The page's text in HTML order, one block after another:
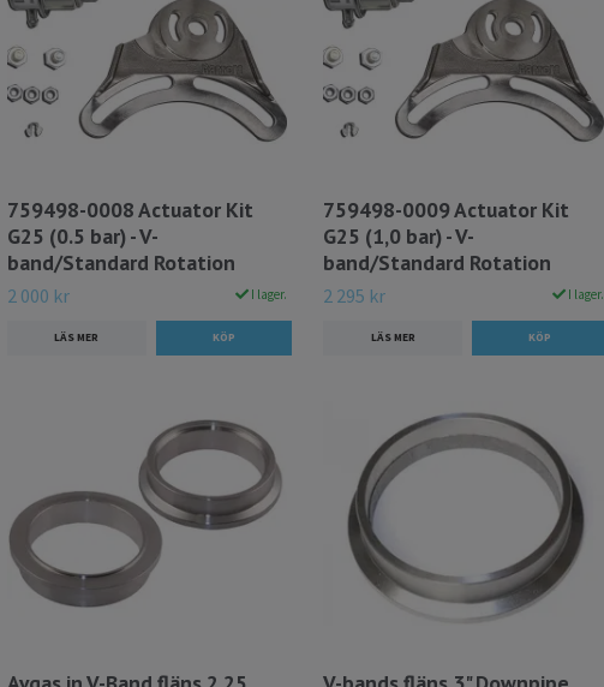
759498-0008 Actuator Kit
G25 (0.5 bar) - V-
band/Standard Rotation
2 000 kr I lager.
LÄS MER
759498-0009 Actuator Kit
G25 (1,0 bar) - V-
band/Standard Rotation
2 295 kr I lager.
LÄS MER